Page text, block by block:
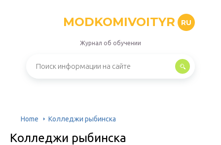
MODKOMIVOITYR RU
Журнал об обучении
Home Колледжи рыбинска
Колледжи рыбинска